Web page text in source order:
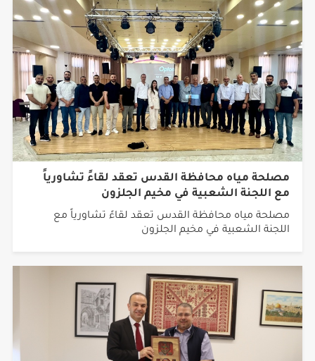
مصلحة مياه محافظة القدس تعقد لقاءً تشاورياً
مع اللجنة الشعبية في مخيم الجلزون
مصلحة مياه محافظة القدس تعقد لقاءً تشاورياً مع
اللجنة الشعبية في مخيم الجلزون